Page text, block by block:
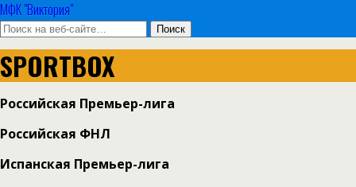
МФК "Виктория"
SPORTBOX
Российская Премьер-лига
Российская ФНЛ
Испанская Премьер-лига